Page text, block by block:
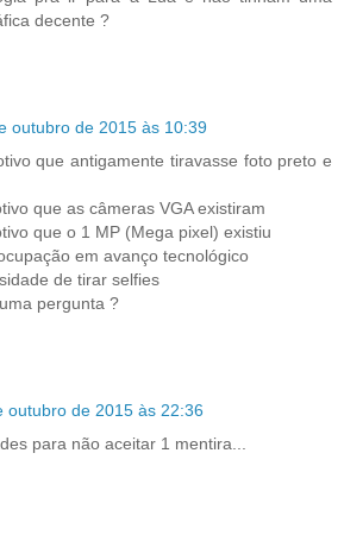
decente ?
outubro de 2015 às 10:39
que antigamente tiravasse foto preto e
que as câmeras VGA existiram
que o 1 MP (Mega pixel) existiu
em avanço tecnológico
de tirar selfies
pergunta ?
outubro de 2015 às 22:36
para não aceitar 1 mentira...